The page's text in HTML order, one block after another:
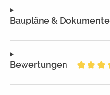
Baupläne & Dokumente
Bewertungen